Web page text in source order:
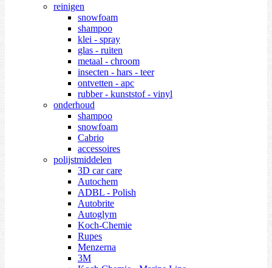
reinigen
snowfoam
shampoo
klei - spray
glas - ruiten
metaal - chroom
insecten - hars - teer
ontvetten - apc
rubber - kunststof - vinyl
onderhoud
shampoo
snowfoam
Cabrio
accessoires
polijstmiddelen
3D car care
Autochem
ADBL - Polish
Autobrite
Autoglym
Koch-Chemie
Rupes
Menzerna
3M